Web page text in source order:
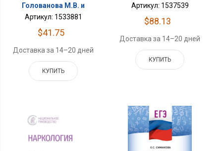
Голованова М.В. и
Артикул: 1533881
$41.75
Доставка за 14–20 дней
КУПИТЬ
Артикул: 1537539
$88.13
Доставка за 14–20 дней
КУПИТЬ